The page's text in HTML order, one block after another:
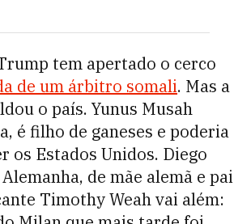
tem apertado o cerco
de um árbitro somali. Mas a
o país. Yunus Musah
é filho de ganeses e poderia
os Estados Unidos. Diego
de mãe alemã e pai
Timothy Weah vai além: